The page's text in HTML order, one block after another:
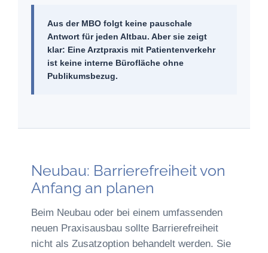
Aus der MBO folgt keine pauschale
Antwort für jeden Altbau. Aber sie zeigt
klar: Eine Arztpraxis mit Patientenverkehr
ist keine interne Bürofläche ohne
Publikumsbezug.
Neubau: Barrierefreiheit von
Anfang an planen
Beim Neubau oder bei einem umfassenden
neuen Praxisausbau sollte Barrierefreiheit
nicht als Zusatzoption behandelt werden. Sie